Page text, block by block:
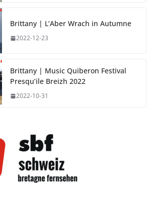
Brittany | L’Aber Wrach in Autumne
2022-12-23
Brittany | Music Quiberon Festival
Presqu’ile Breizh 2022
2022-10-31